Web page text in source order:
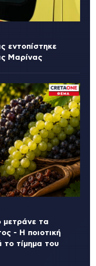
εντοπίστηκε
Μαρίνας
μετράνε τα
- Η ποιοτική
το τίμημα του